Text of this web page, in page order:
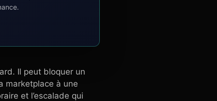
Il peut bloquer un
marketplace à une
et l’escalade qui